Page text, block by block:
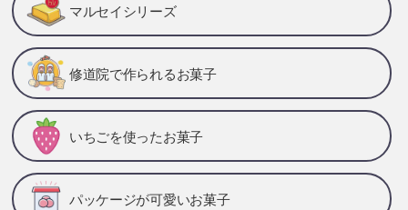
マルセイシリーズ
修道院で作られるお菓子
いちごを使ったお菓子
パッケージが可愛いお菓子